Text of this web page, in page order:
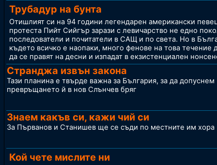
Трубадур на бунта
Отишлият си на 94 години легендарен американски
протеста Пийт Сийгър зарази с левичарство не едно
последователи и почитатели в САЩ и по света. Но в
където всичко е наопаки, много фенове на това течение
да се правят на десни и изпадат в екзистенциален
Странджа извън закона
Тази планина е твърде важна за България, за да допуснем
превръщането й в нов Слънчев бряг
Знаем какъв си, кажи чий си
За Първанов и Станишев ще се съди по местните им хора
Кой чете мислите ни